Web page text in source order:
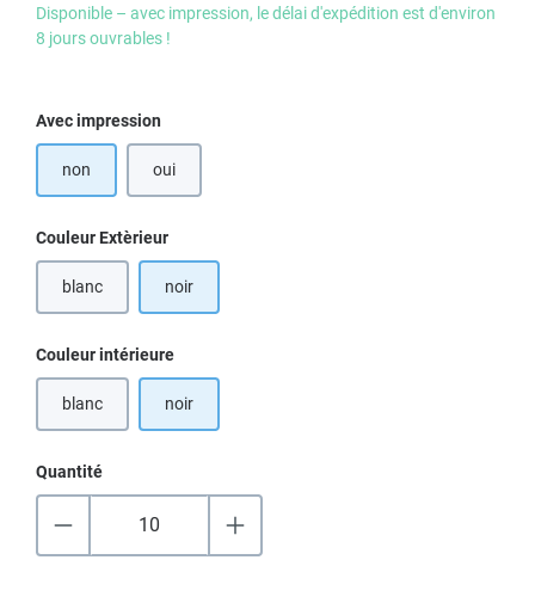
Disponible – avec impression, le délai d'expédition est d'environ
8 jours ouvrables !
Sélectionnez
Avec impression
non oui
Sélectionnez
Couleur Extèrieur
blanc
(Cette option n'est pas disponible pour le moment.)
noir
Sélectionnez
Couleur intérieure
blanc
(Cette option n'est pas disponible pour le moment.)
noir
Quantité